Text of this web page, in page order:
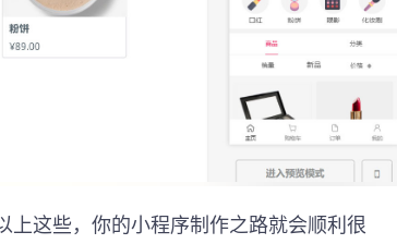
这些，你的小程序制作之路就会顺利很